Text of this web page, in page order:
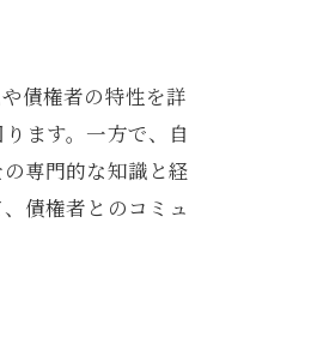
債権者の特性を詳
ます。一方で、自
専門的な知識と経
債権者とのコミュ